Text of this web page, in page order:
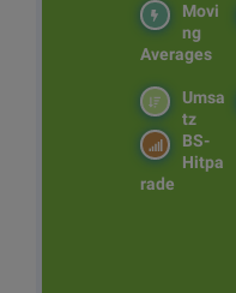
Movi
ng
Averages
Umsa
tz
BS-
Hitpa
rade